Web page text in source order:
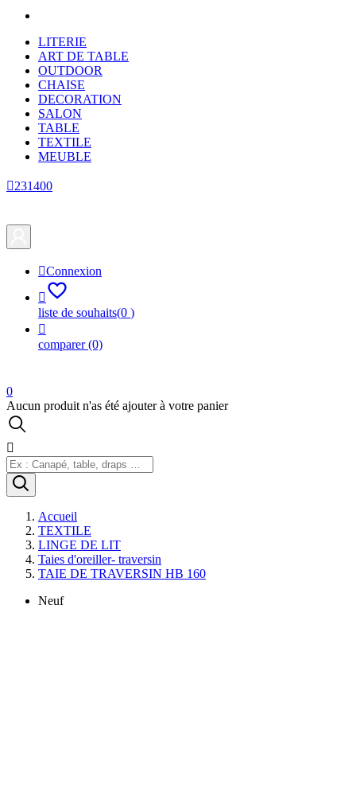
LITERIE
ART DE TABLE
OUTDOOR
CHAISE
DECORATION
SALON
TABLE
TEXTILE
MEUBLE
231400
Connexion

liste de souhaits(0 )

comparer(0)
0
Aucun produit n'as été ajouter à votre panier

Accueil
TEXTILE
LINGE DE LIT
Taies d'oreiller- traversin
TAIE DE TRAVERSIN HB 160
Neuf